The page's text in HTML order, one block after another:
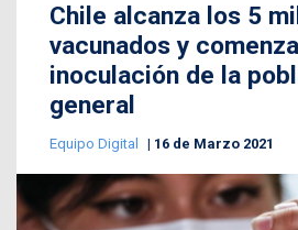
Chile alcanza los 5
vacunados y
inoculación de la
general
Equipo Digital 16 de Marzo 2021